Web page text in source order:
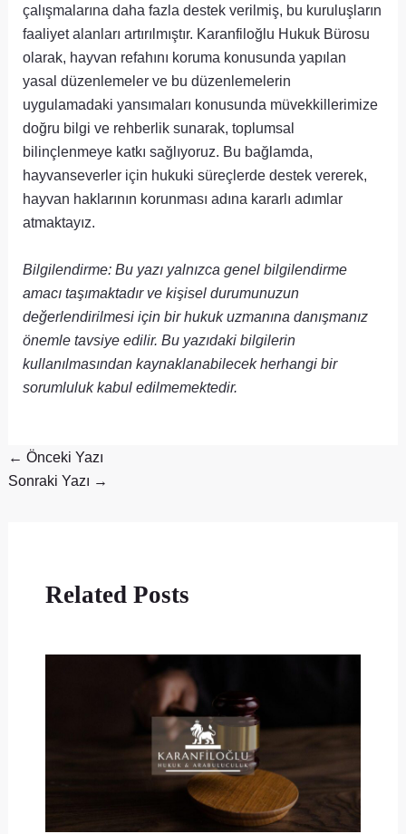
çalışmalarına daha fazla destek verilmiş, bu kuruluşların
faaliyet alanları artırılmıştır. Karanfiloğlu Hukuk Bürosu
olarak, hayvan refahını koruma konusunda yapılan
yasal düzenlemeler ve bu düzenlemelerin
uygulamadaki yansımaları konusunda müvekkillerimize
doğru bilgi ve rehberlik sunarak, toplumsal
bilinçlenmeye katkı sağlıyoruz. Bu bağlamda,
hayvanseverler için hukuki süreçlerde destek vererek,
hayvan haklarının korunması adına kararlı adımlar
atmaktayız.
Bilgilendirme: Bu yazı yalnızca genel bilgilendirme
amacı taşımaktadır ve kişisel durumunuzun
değerlendirilmesi için bir hukuk uzmanına danışmanız
önemle tavsiye edilir. Bu yazıdaki bilgilerin
kullanılmasından kaynaklanabilecek herhangi bir
sorumluluk kabul edilmemektedir.
← Önceki Yazı
Sonraki Yazı →
Related Posts